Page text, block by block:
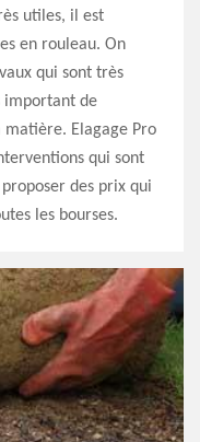
utiles, il est
en rouleau. On
qui sont très
important de
matière. Elagage Pro
qui sont
des prix qui
les bourses.